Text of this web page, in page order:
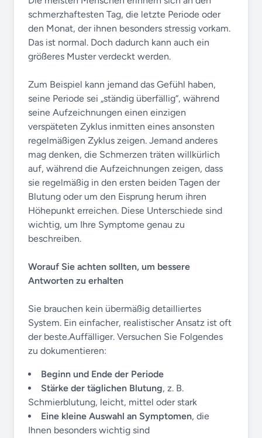
schmerzhaftesten Tag, die letzte Periode oder
den Monat, der ihnen besonders stressig vorkam.
Das ist normal. Doch dadurch kann auch ein
größeres Muster verdeckt werden.
Zum Beispiel kann jemand das Gefühl haben,
seine Periode sei „ständig überfällig“, während
seine Aufzeichnungen einen einzigen
verspäteten Zyklus inmitten eines ansonsten
regelmäßigen Zyklus zeigen. Jemand anderes
mag denken, die Schmerzen träten willkürlich
auf, während die Aufzeichnungen zeigen, dass
sie regelmäßig in den ersten beiden Tagen der
Blutung oder um den Eisprung herum ihren
Höhepunkt erreichen. Diese Unterschiede sind
wichtig, um Ihre Symptome genau zu
beschreiben.
Worauf Sie achten sollten, um bessere
Antworten zu erhalten
Sie brauchen kein übermäßig detailliertes
System. Ein einfacher, realistischer Ansatz ist oft
der beste.Auffälliger. Versuchen Sie Folgendes
zu dokumentieren:
Beginn und Ende der Periode
Stärke der täglichen Blutung, z. B.
Schmierblutung, leicht, mittel oder stark
Eine kleine Auswahl an Symptomen, die
Ihnen besonders wichtig sind